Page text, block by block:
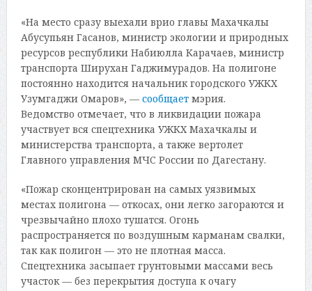
«На место сразу выехали врио главы Махачкалы
Абусупьян Гасанов, министр экологии и природных
ресурсов республики Набиюлла Карачаев, министр
транспорта Ширухан Гаджимурадов. На полигоне
постоянно находится начальник городского УЖКХ
Узумгаджи Омаров», — сообщаетмэрия.
Ведомство отмечает, что в ликвидации пожара
участвует вся спецтехника УЖКХ Махачкалы и
министерства транспорта, а также вертолет
Главного управления МЧС России по Дагестану.
«Пожар сконцентрирован на самых уязвимых
местах полигона — откосах, они легко загораются и
чрезвычайно плохо тушатся. Огонь
распространяется по воздушным карманам свалки,
так как полигон — это не плотная масса.
Спецтехника засыпает грунтовыми массами весь
участок — без перекрытия доступа к очагу